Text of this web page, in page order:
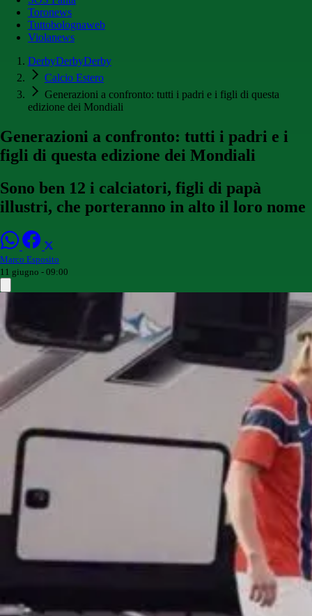
Toronews
Tuttobolognaweb
Violanews
DerbyDerbyDerby
Calcio Estero
Generazioni a confronto: tutti i padri e i figli di questa
edizione dei Mondiali
Generazioni a confronto: tutti i padri e i
figli di questa edizione dei Mondiali
Sono ben 12 i calciatori, figli di papà
illustri, che porteranno in alto il loro nome
Marco Esposito
11 giugno - 09:00